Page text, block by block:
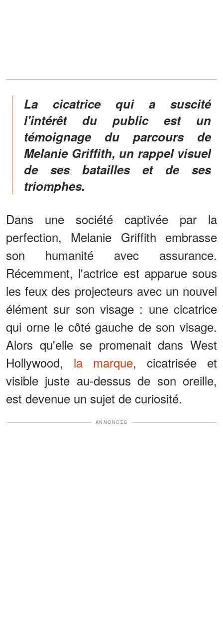
La cicatrice qui a suscité
l'intérêt du public est un
témoignage du parcours de
Melanie Griffith, un rappel visuel
de ses batailles et de ses
triomphes.
Dans une société captivée par la
perfection, Melanie Griffith embrasse
son humanité avec assurance.
Récemment, l'actrice est apparue sous
les feux des projecteurs avec un nouvel
élément sur son visage : une cicatrice
qui orne le côté gauche de son visage.
Alors qu'elle se promenait dans West
Hollywood, la marque, cicatrisée et
visible juste au-dessus de son oreille,
est devenue un sujet de curiosité.
ANNONCES